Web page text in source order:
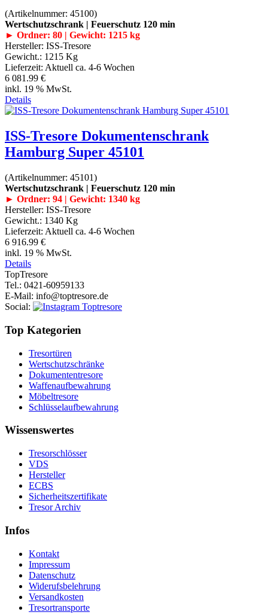
(Artikelnummer: 45100)
Wertschutzschrank | Feuerschutz 120 min
► Ordner: 80 | Gewicht: 1215 kg
Hersteller: ISS-Tresore
Gewicht.: 1215 Kg
Lieferzeit: Aktuell ca. 4-6 Wochen
6 081.99 €
inkl. 19 % MwSt.
Details
ISS-Tresore Dokumentenschrank
Hamburg Super 45101
(Artikelnummer: 45101)
Wertschutzschrank | Feuerschutz 120 min
► Ordner: 94 | Gewicht: 1340 kg
Hersteller: ISS-Tresore
Gewicht.: 1340 Kg
Lieferzeit: Aktuell ca. 4-6 Wochen
6 916.99 €
inkl. 19 % MwSt.
Details
TopTresore
Tel.: 0421-60959133
E-Mail: info@toptresore.de
Social:
Top Kategorien
Tresortüren
Wertschutzschränke
Dokumententresore
Waffenaufbewahrung
Möbeltresore
Schlüsselaufbewahrung
Wissenswertes
Tresorschlösser
VDS
Hersteller
ECBS
Sicherheitszertifikate
Tresor Archiv
Infos
Kontakt
Impressum
Datenschutz
Widerufsbelehrung
Versandkosten
Tresortransporte